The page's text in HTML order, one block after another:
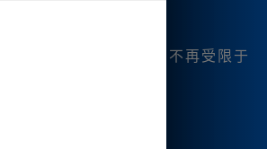
定区域进行编辑）
够在创作时更加灵活，不再受限于